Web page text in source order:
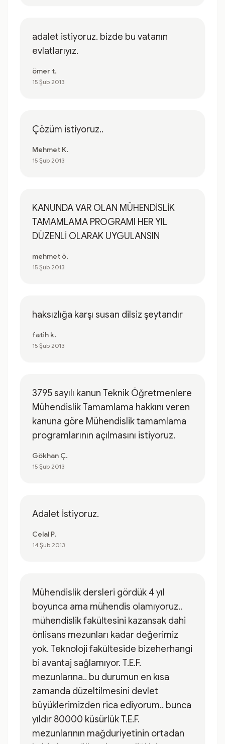
adalet istiyoruz. bizde bu vatanın
evlatlarıyız.
ömer t.
15 Şub 2013
Çözüm istiyoruz..
Mehmet K.
15 Şub 2013
KANUNDA VAR OLAN MÜHENDİSLİK
TAMAMLAMA PROGRAMI HER YIL
DÜZENLİ OLARAK UYGULANSIN
mehmet ö.
15 Şub 2013
haksızlığa karşı susan dilsiz şeytandır
fatih k.
15 Şub 2013
3795 sayılı kanun Teknik Öğretmenlere
Mühendislik Tamamlama hakkını veren
kanuna göre Mühendislik tamamlama
programlarının açılmasını istiyoruz.
Gökhan Ç.
15 Şub 2013
Adalet İstiyoruz.
Celal P.
14 Şub 2013
Mühendislik dersleri gördük 4 yıl
boyunca ama mühendis olamıyoruz..
mühendislik fakültesini kazansak dahi
önlisans mezunları kadar değerimiz
yok. Teknoloji fakülteside bizeherhangi
bi avantaj sağlamıyor. T.E.F.
mezunlarına.. bu durumun en kısa
zamanda düzeltilmesini devlet
büyüklerimizden rica ediyorum.. bunca
yıldır 80000 küsürlük T.E.F.
mezunlarının mağduriyetinin ortadan